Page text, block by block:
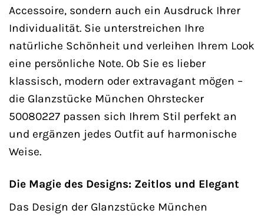
Accessoire, sondern auch ein Ausdruck Ihrer
Individualität. Sie unterstreichen Ihre
natürliche Schönheit und verleihen Ihrem Look
eine persönliche Note. Ob Sie es lieber
klassisch, modern oder extravagant mögen –
die Glanzstücke München Ohrstecker
50080227 passen sich Ihrem Stil perfekt an
und ergänzen jedes Outfit auf harmonische
Weise.
Die Magie des Designs: Zeitlos und Elegant
Das Design der Glanzstücke München